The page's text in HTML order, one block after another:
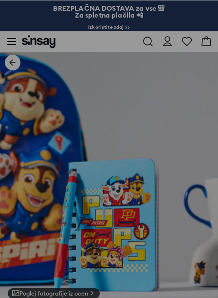
BREZPLAČNA DOSTAVA za vse 🎒
Za spletna plačila 📲
Izkoristite zdaj >>
Poglej fotografije iz ocen